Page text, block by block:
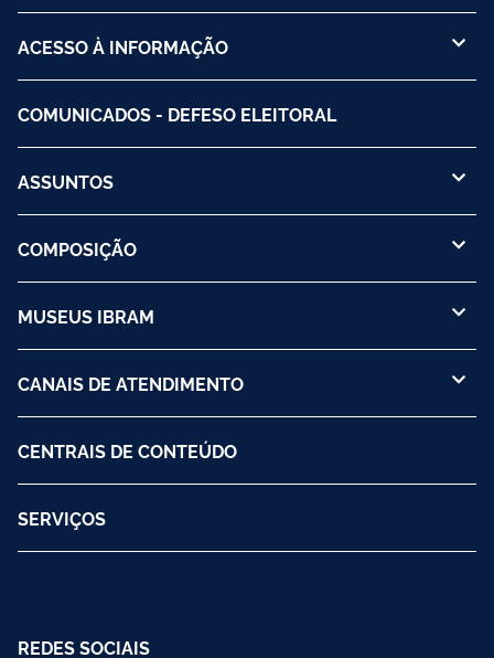
ACESSO À INFORMAÇÃO
COMUNICADOS - DEFESO ELEITORAL
ASSUNTOS
COMPOSIÇÃO
MUSEUS IBRAM
CANAIS DE ATENDIMENTO
CENTRAIS DE CONTEÚDO
SERVIÇOS
REDES SOCIAIS